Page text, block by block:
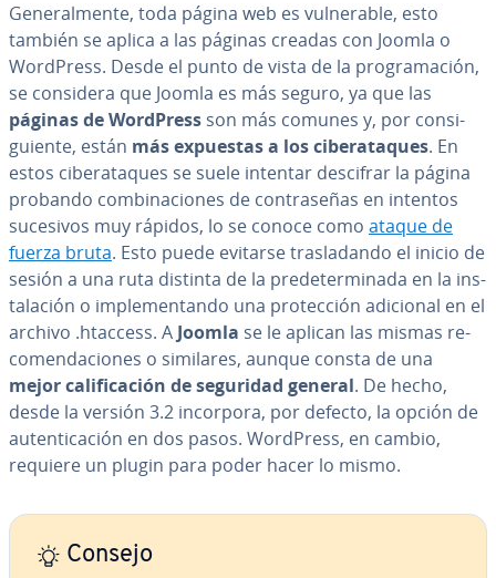
Ge­ne­ra­l­me­n­te, toda página web es vu­l­ne­ra­ble, esto
también se aplica a las páginas creadas con Joomla o
WordPress. Desde el punto de vista de la pro­gra­ma­ción,
se considera que Joomla es más seguro, ya que las
páginas de WordPress son más comunes y, por co­n­si­
guie­n­te, están más expuestas a los ci­ber­ata­ques. En
estos ci­ber­ata­ques se suele intentar descifrar la página
probando co­m­bi­na­cio­nes de co­n­tra­se­ñas en intentos
sucesivos muy rápidos, lo se conoce como ataque de
fuerza bruta. Esto puede evitarse tra­s­la­da­n­do el inicio de
sesión a una ruta distinta de la pre­de­te­r­mi­na­da en la in­s­
ta­la­ción o im­ple­me­n­ta­n­do una pro­te­c­ción adicional en el
archivo .htaccess. A Joomla se le aplican las mismas re­
co­me­n­da­cio­nes o similares, aunque consta de una
mejor ca­li­fi­ca­ción de seguridad general. De hecho,
desde la versión 3.2 incorpora, por defecto, la opción de
au­te­n­ti­ca­ción en dos pasos. WordPress, en cambio,
requiere un plugin para poder hacer lo mismo.
Consejo